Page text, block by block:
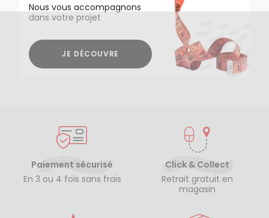
Nous vous accompagnons
dans votre projet
JE DÉCOUVRE
Paiement sécurisé
En 3 ou 4 fois sans frais
Click & Collect
Retrait gratuit en
magasin